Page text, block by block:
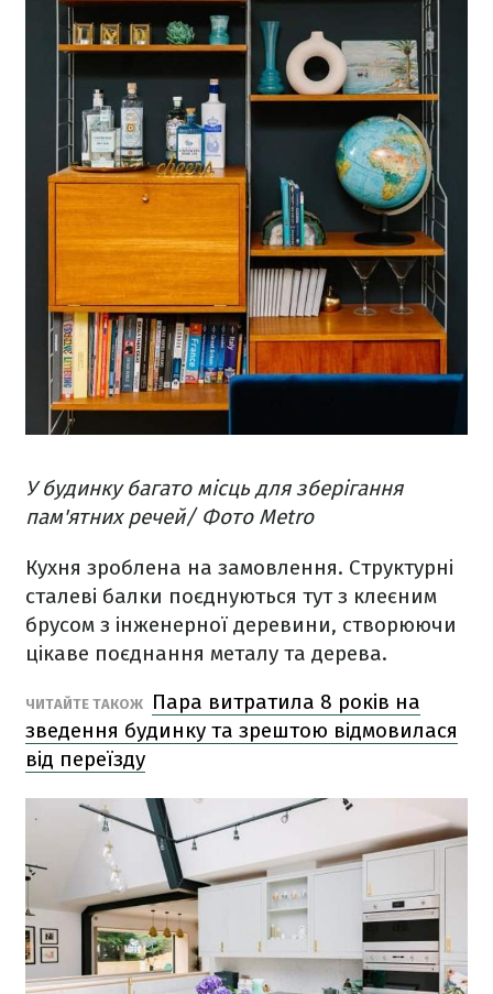
У будинку багато місць для зберігання
пам'ятних речей/ Фото Metro
Кухня зроблена на замовлення. Структурні
сталеві балки поєднуються тут з клеєним
брусом з інженерної деревини, створюючи
цікаве поєднання металу та дерева.
ЧИТАЙТЕ ТАКОЖ
Пара витратила 8 років на
зведення будинку та зрештою відмовилася
від переїзду